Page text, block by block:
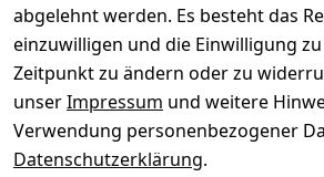
abgelehnt werden. Es besteht das
einzuwilligen und die Einwilligung
Zeitpunkt zu ändern oder zu
unserImpressum und weitere
Verwendung personenbezogener
Datenschutzerklärung.
Sichere Zahlungsarten
SEPA Bank
Sicherheit